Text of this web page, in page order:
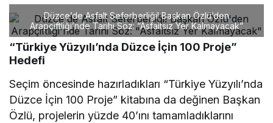
Düzce’de Asfalt Seferberliği! Başkan Özlü’den
Arapçiftliği’nde Tarihi Söz: “Asfaltsız Yer Kalmayacak”
“Türkiye Yüzyılı’nda Düzce İçin 100 Proje”
Hedefi
Seçim öncesinde hazırladıkları “Türkiye Yüzyılı’nda
Düzce İçin 100 Proje” kitabına da değinen Başkan
Özlü, projelerin yüzde 40’ını tamamladıklarını